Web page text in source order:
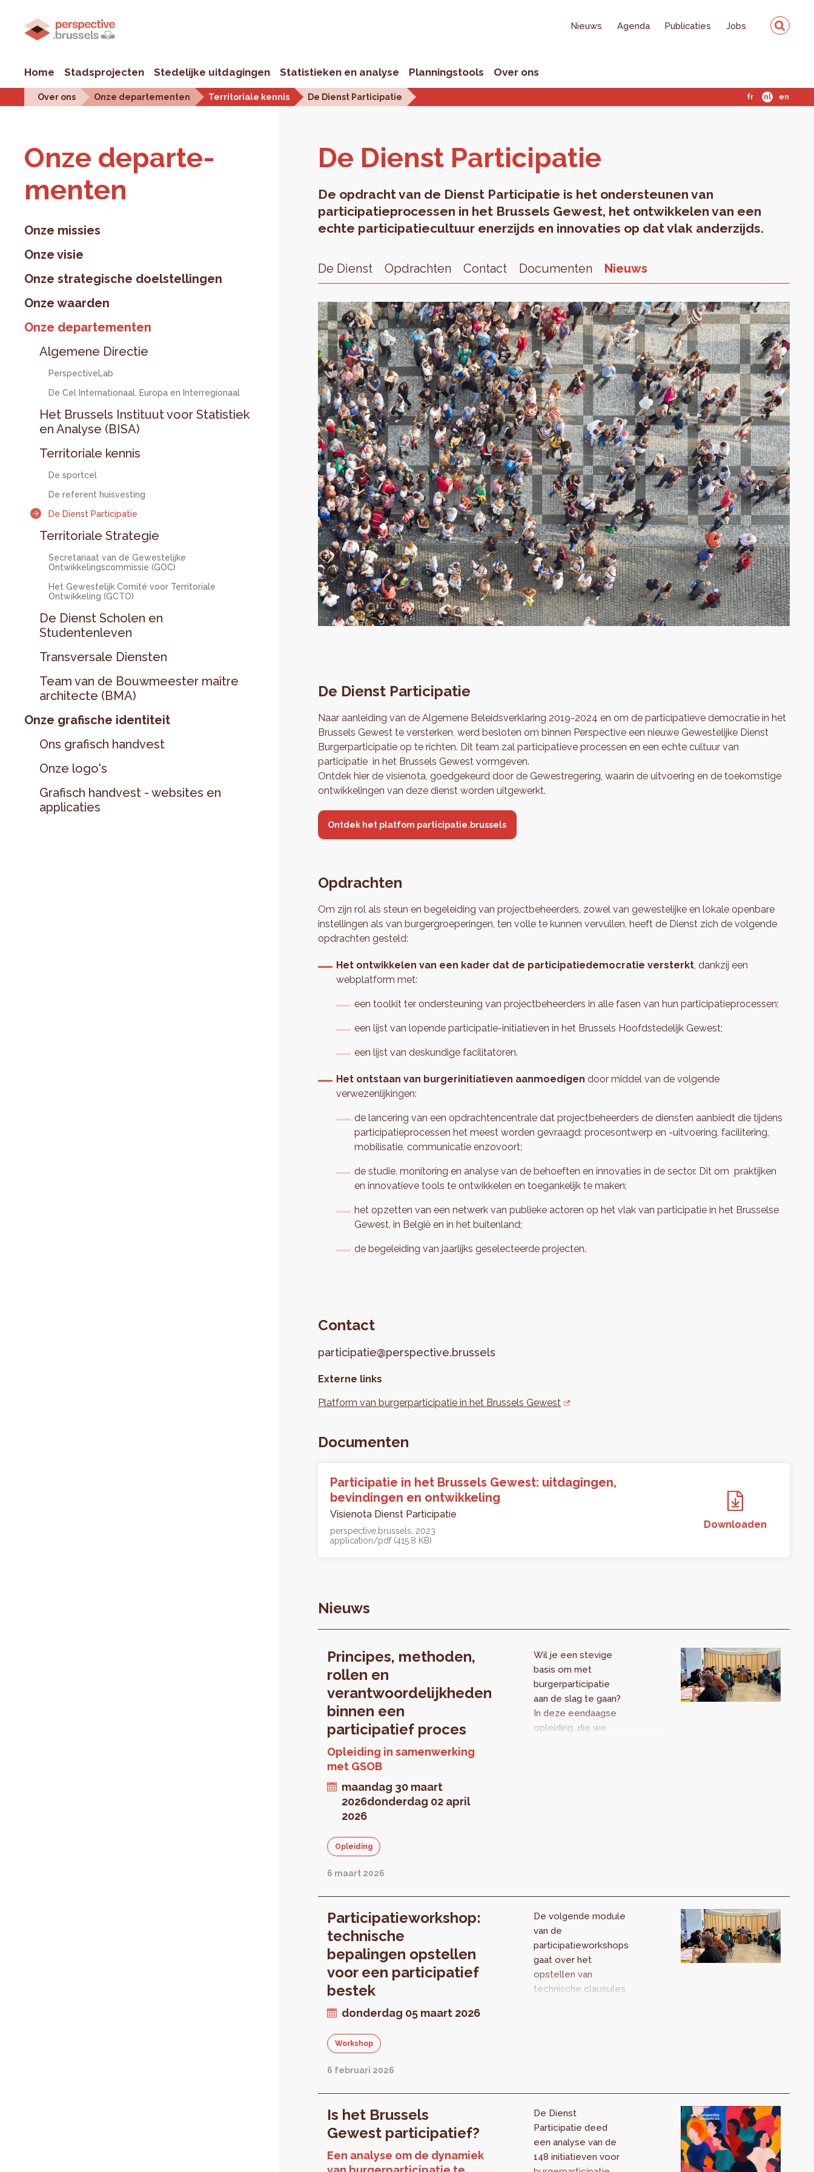
Nieuws Agenda Publicaties Jobs
Home Stadsprojecten Stedelijke uitdagingen Statistieken en analyse Planningstools Over ons
Over ons Onze departementen Territoriale kennis De Dienst Participatie fr nl en
Onze de­par­te­
men­ten
Onze missies
Onze visie
Onze strategische doelstellingen
Onze waarden
Onze departementen
Algemene Directie
PerspectiveLab
De Cel Internationaal, Europa en Interregionaal
Het Brussels Instituut voor Statistiek
en Analyse (BISA)
Territoriale kennis
De sportcel
De referent huisvesting
De Dienst Participatie
Territoriale Strategie
Secretariaat van de Gewestelijke
Ontwikkelingscommissie (GOC)
Het Gewestelijk Comité voor Territoriale
Ontwikkeling (GCTO)
De Dienst Scholen en
Studentenleven
Transversale Diensten
Team van de Bouwmeester maître
architecte (BMA)
Onze grafische identiteit
Ons grafisch handvest
Onze logo's
Grafisch handvest - websites en
applicaties
De Dienst Par­ti­ci­pa­tie
De opdracht van de Dienst Participatie is het ondersteunen van
participatieprocessen in het Brussels Gewest, het ontwikkelen van een
echte participatiecultuur enerzijds en innovaties op dat vlak anderzijds.
De Dienst Opdrachten Contact Documenten Nieuws
De Dienst Participatie
Naar aanleiding van de Algemene Beleidsverklaring 2019-2024 en om de participatieve democratie in het
Brussels Gewest te versterken, werd besloten om binnen Perspective een nieuwe Gewestelijke Dienst
Burgerparticipatie op te richten. Dit team zal participatieve processen en een echte cultuur van
participatie in het Brussels Gewest vormgeven.
Ontdek hier de visienota, goedgekeurd door de Gewestregering, waarin de uitvoering en de toekomstige
ontwikkelingen van deze dienst worden uitgewerkt.
Ontdek het platfom participatie.brussels
Opdrachten
Om zijn rol als steun en begeleiding van projectbeheerders, zowel van gewestelijke en lokale openbare
instellingen als van burgergroeperingen, ten volle te kunnen vervullen, heeft de Dienst zich de volgende
opdrachten gesteld:
Het ontwikkelen van een kader dat de participatiedemocratie versterkt, dankzij een
webplatform met:
een toolkit ter ondersteuning van projectbeheerders in alle fasen van hun participatieprocessen;
een lijst van lopende participatie-initiatieven in het Brussels Hoofdstedelijk Gewest;
een lijst van deskundige facilitatoren.
Het ontstaan van burgerinitiatieven aanmoedigen door middel van de volgende
verwezenlijkingen:
de lancering van een opdrachtencentrale dat projectbeheerders de diensten aanbiedt die tijdens
participatieprocessen het meest worden gevraagd: procesontwerp en -uitvoering, facilitering,
mobilisatie, communicatie enzovoort;
de studie, monitoring en analyse van de behoeften en innovaties in de sector. Dit om praktijken
en innovatieve tools te ontwikkelen en toegankelijk te maken;
het opzetten van een netwerk van publieke actoren op het vlak van participatie in het Brusselse
Gewest, in België en in het buitenland;
de begeleiding van jaarlijks geselecteerde projecten.
Contact
participatie@perspective.brussels
Externe links
Platform van burgerparticipatie in het Brussels Gewest
Documenten
Participatie in het Brussels Gewest: uitdagingen,
bevindingen en ontwikkeling
Visienota Dienst Participatie
perspective.brussels 2023
application/pdf (415.8 KB)
Downloaden
Nieuws
Principes, methoden,
rollen en
verantwoordelijkheden
binnen een
participatief proces
Opleiding in samenwerking
met GSOB
maandag 30 maart
2026donderdag 02 april
2026
Opleiding
6 maart 2026
Wil je een stevige
basis om met
burgerparticipatie
aan de slag te gaan?
In deze eendaagse
opleiding, die we
Participatieworkshop:
technische
bepalingen opstellen
voor een participatief
bestek
donderdag 05 maart 2026
Workshop
6 februari 2026
De volgende module
van de
participatieworkshops
gaat over het
opstellen van
technische clausules
overheidsopdracht?
zich tot
medewerkers van
overheidsadministraties
die...
Is het Brussels
Gewest participatief?
Een analyse om de dynamiek
De Dienst
Participatie deed
een analyse van de
148 initiatieven voor